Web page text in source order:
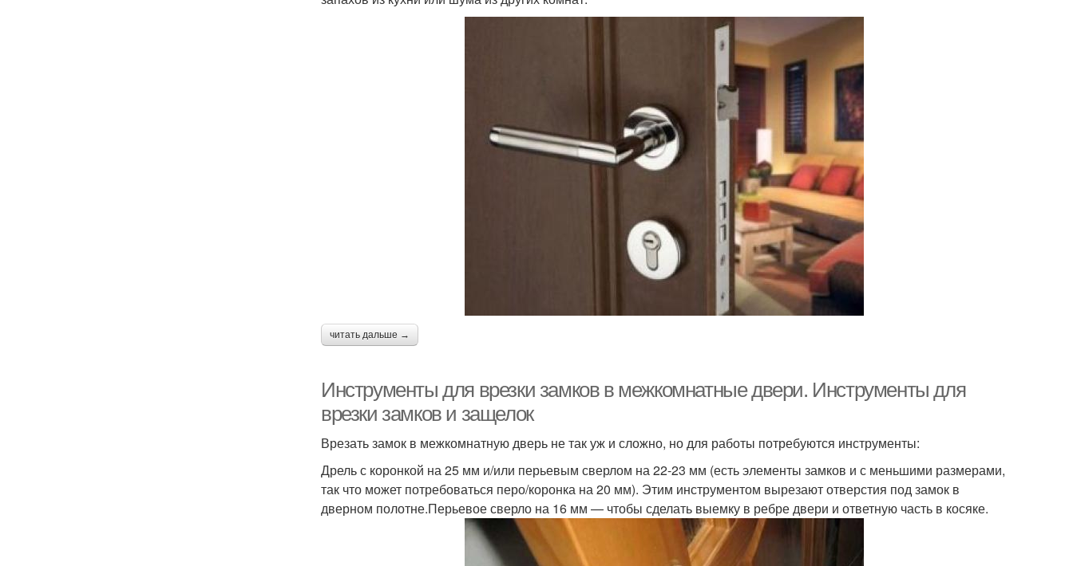
читать дальше →
Инструменты для врезки замков в межкомнатные двери. Инструменты для
врезки замков и защелок
Врезать замок в межкомнатную дверь не так уж и сложно, но для работы потребуются инструменты:
Дрель с коронкой на 25 мм и/или перьевым сверлом на 22-23 мм (есть элементы замков и с меньшими размерами,
так что может потребоваться перо/коронка на 20 мм). Этим инструментом вырезают отверстия под замок в
дверном полотне.Перьевое сверло на 16 мм — чтобы сделать выемку в ребре двери и ответную часть в косяке.